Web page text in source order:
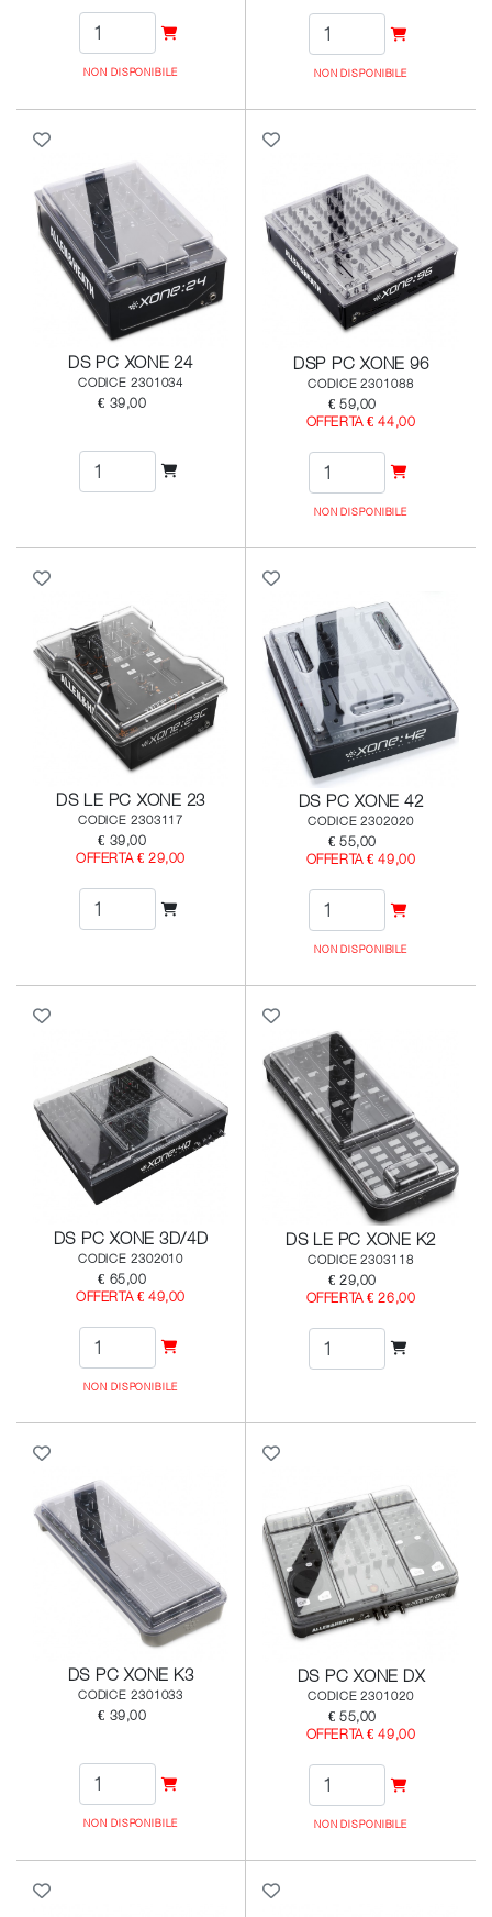
NON DISPONIBILE NON DISPONIBILE
DS PC XONE 24
CODICE 2301034
€ 39,00
DSP PC XONE 96
CODICE 2301088
€ 59,00
OFFERTA € 44,00
NON DISPONIBILE
DS LE PC XONE 23
CODICE 2303117
€ 39,00
OFFERTA € 29,00
DS PC XONE 42
CODICE 2302020
€ 55,00
OFFERTA € 49,00
NON DISPONIBILE
DS PC XONE 3D/4D
CODICE 2302010
€ 65,00
OFFERTA € 49,00
NON DISPONIBILE
DS LE PC XONE K2
CODICE 2303118
€ 29,00
OFFERTA € 26,00
DS PC XONE K3
CODICE 2301033
€ 39,00
NON DISPONIBILE
DS PC XONE DX
CODICE 2301020
€ 55,00
OFFERTA € 49,00
NON DISPONIBILE